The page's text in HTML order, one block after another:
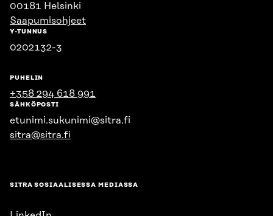
00181 Helsinki
Saapumisohjeet
Y-TUNNUS
0202132-3
PUHELIN
+358 294 618 991
SÄHKÖPOSTI
etunimi.sukunimi@sitra.fi
sitra@sitra.fi
SITRA SOSIAALISESSA MEDIASSA